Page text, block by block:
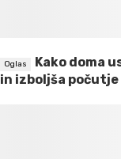
Kako doma
in izboljša počutje